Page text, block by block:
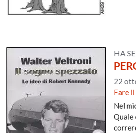
HA
22
Fare
Nel
Quale